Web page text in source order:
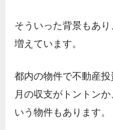
そういった背景もあ
増えています。
都内の物件で不動産
月の収支がトントン
いう物件もあります。